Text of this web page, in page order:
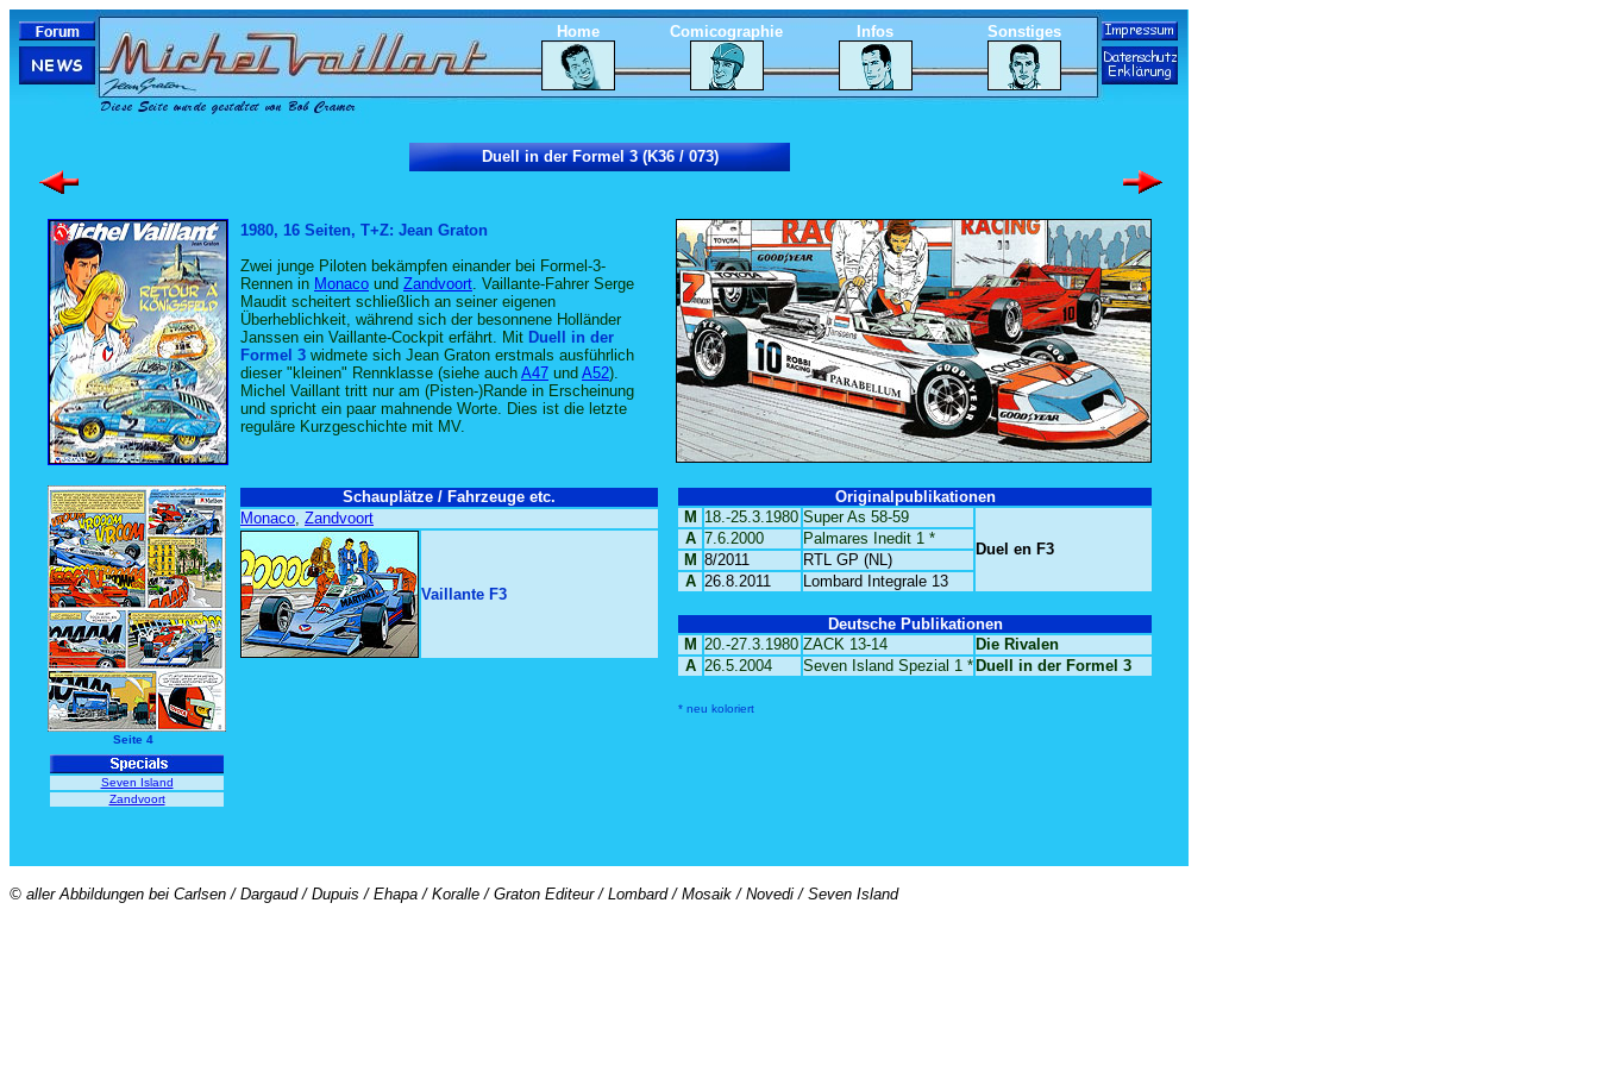
Home Comicographie Infos Sonstiges
Duell in der Formel 3 (K36 / 073)
1980, 16 Seiten, T+Z: Jean Graton
Zwei junge Piloten bekämpfen einander bei Formel-3-
Rennen in Monaco und Zandvoort. Vaillante-Fahrer Serge
Maudit scheitert schließlich an seiner eigenen
Überheblichkeit, während sich der besonnene Holländer
Janssen ein Vaillante-Cockpit erfährt. Mit Duell in der
Formel 3 widmete sich Jean Graton erstmals ausführlich
dieser "kleinen" Rennklasse (siehe auch A47 und A52).
Michel Vaillant tritt nur am (Pisten-)Rande in Erscheinung
und spricht ein paar mahnende Worte. Dies ist die letzte
reguläre Kurzgeschichte mit MV.
Schauplätze / Fahrzeuge etc.
Monaco, Zandvoort
Vaillante F3
Originalpublikationen
M 18.-25.3.1980 Super As 58-59
Duel en F3
A 7.6.2000
Palmares Inedit 1 *
M 8/2011
RTL GP (NL)
A 26.8.2011 Lombard Integrale 13
Deutsche Publikationen
M 20.-27.3.1980 ZACK 13-14
Die Rivalen
A 26.5.2004 Seven Island Spezial 1 * Duell in der Formel 3
* neu koloriert
Seite 4
Seven Island
Zandvoort
© aller Abbildungen bei Carlsen / Dargaud / Dupuis / Ehapa / Koralle / Graton Editeur / Lombard / Mosaik / Novedi / Seven Island